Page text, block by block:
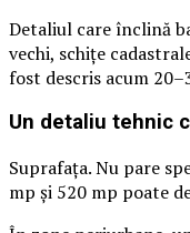
Detaliul care înclină
vechi, schițe
fost descris acum
Un detaliu tehnic
Suprafața. Nu pare
mp și 520 mp poate